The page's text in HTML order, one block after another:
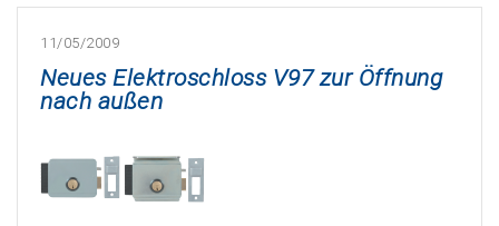
11/05/2009
Neues Elektroschloss V97 zur Öffnung
nach außen